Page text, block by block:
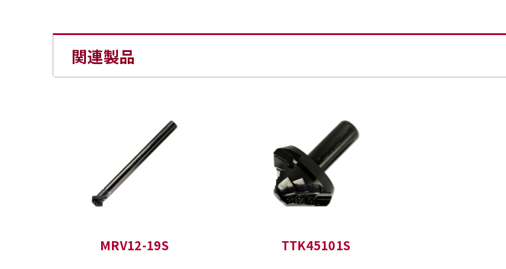
関連製品
MRV12-19S TTK45101S